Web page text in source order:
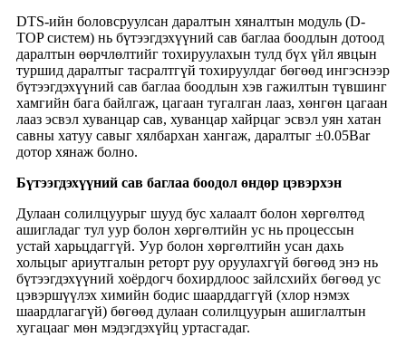
DTS-ийн боловсруулсан даралтын хяналтын модуль (D-
TOP систем) нь бүтээгдэхүүний сав баглаа боодлын дотоод
даралтын өөрчлөлтийг тохируулахын тулд бүх үйл явцын
туршид даралтыг тасралтгүй тохируулдаг бөгөөд ингэснээр
бүтээгдэхүүний сав баглаа боодлын хэв гажилтын түвшинг
хамгийн бага байлгаж, цагаан тугалган лааз, хөнгөн цагаан
лааз эсвэл хуванцар сав, хуванцар хайрцаг эсвэл уян хатан
савны хатуу савыг хялбархан хангаж, даралтыг ±0.05Bar
дотор хянаж болно.
Бүтээгдэхүүний сав баглаа боодол өндөр цэвэрхэн
Дулаан солилцуурыг шууд бус халаалт болон хөргөлтөд
ашигладаг тул уур болон хөргөлтийн ус нь процессын
устай харьцдаггүй. Уур болон хөргөлтийн усан дахь
хольцыг ариутгалын реторт руу оруулахгүй бөгөөд энэ нь
бүтээгдэхүүний хоёрдогч бохирдлоос зайлсхийх бөгөөд ус
цэвэршүүлэх химийн бодис шаарддаггүй (хлор нэмэх
шаардлагагүй) бөгөөд дулаан солилцуурын ашиглалтын
хугацааг мөн мэдэгдэхүйц уртасгадаг.